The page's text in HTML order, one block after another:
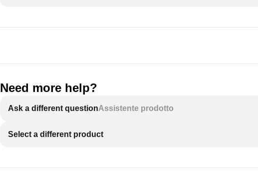
Need more help?
Ask a different questionAssistente prodotto
Select a different product